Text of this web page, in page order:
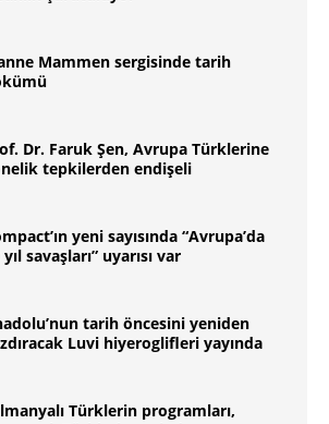
Mammen sergisinde tarih
Dr. Faruk Şen, Avrupa Türklerine
tepkilerden endişeli
yeni sayısında “Avrupa’da
savaşları” uyarısı var
tarih öncesini yeniden
Luvi hiyeroglifleri yayında
Türklerin programları,